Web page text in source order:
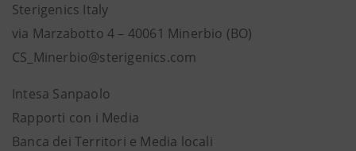
Sterigenics Italy
via Marzabotto 4 – 40061 Minerbio (BO)
CS_Minerbio@sterigenics.com
Intesa Sanpaolo
Rapporti con i Media
Banca dei Territori e Media locali